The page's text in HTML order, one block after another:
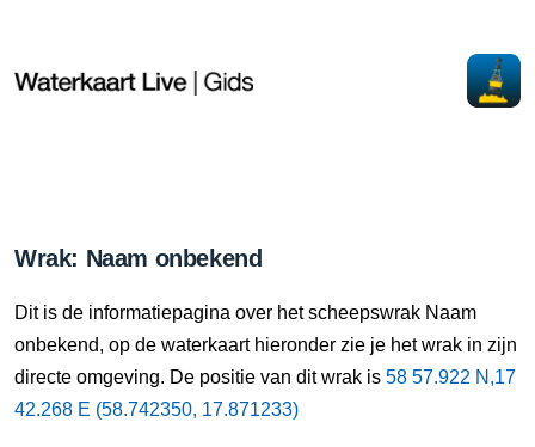
Wrak: Naam onbekend
Dit is de informatiepagina over het scheepswrak Naam
onbekend, op de waterkaart hieronder zie je het wrak in zijn
directe omgeving. De positie van dit wrak is 58 57.922 N,17
42.268 E (58.742350, 17.871233)